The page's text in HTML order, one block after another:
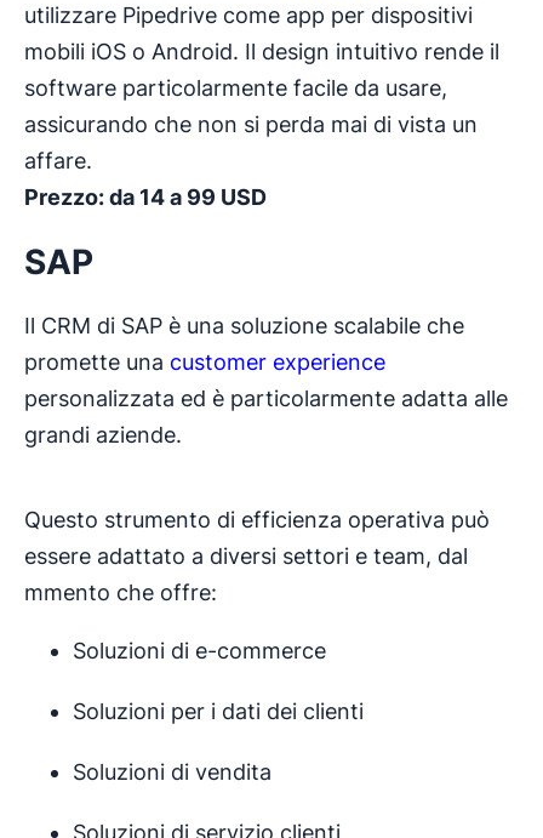
utilizzare Pipedrive come app per dispositivi
mobili iOS o Android. Il design intuitivo rende il
software particolarmente facile da usare,
assicurando che non si perda mai di vista un
affare.
Prezzo: da 14 a 99 USD
SAP
Il CRM di SAP è una soluzione scalabile che
promette una customer experience
personalizzata ed è particolarmente adatta alle
grandi aziende.
Questo strumento di efficienza operativa può
essere adattato a diversi settori e team, dal
mmento che offre:
Soluzioni di e-commerce
Soluzioni per i dati dei clienti
Soluzioni di vendita
Soluzioni di servizio clienti